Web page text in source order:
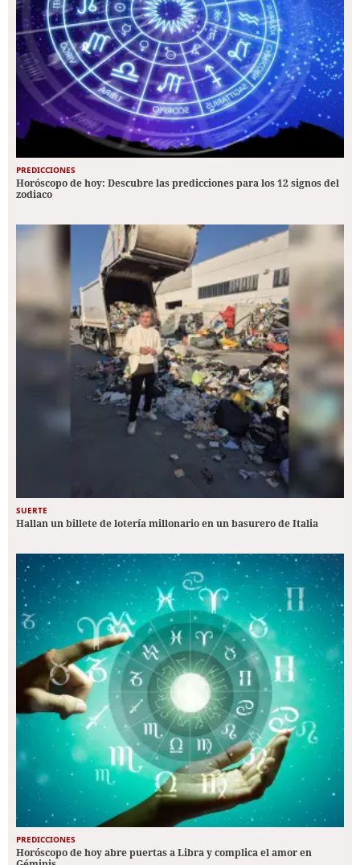
PREDICCIONES
Horóscopo de hoy: Descubre las predicciones para los 12 signos del
zodiaco
SUERTE
Hallan un billete de lotería millonario en un basurero de Italia
PREDICCIONES
Horóscopo de hoy abre puertas a Libra y complica el amor en